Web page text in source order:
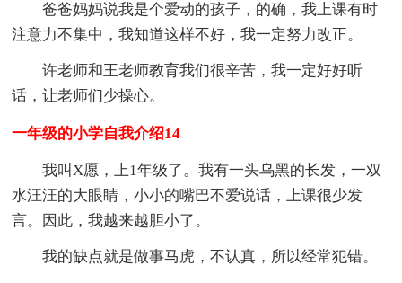
爸爸妈妈说我是个爱动的孩子，的确，我上课有时
注意力不集中，我知道这样不好，我一定努力改正。
许老师和王老师教育我们很辛苦，我一定好好听
话，让老师们少操心。
一年级的小学自我介绍14
我叫X愿，上1年级了。我有一头乌黑的长发，一双
水汪汪的大眼睛，小小的嘴巴不爱说话，上课很少发
言。因此，我越来越胆小了。
我的缺点就是做事马虎，不认真，所以经常犯错。